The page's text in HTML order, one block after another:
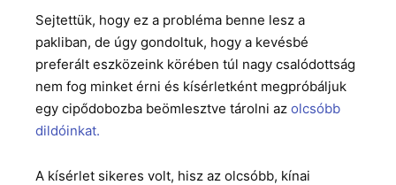
Sejtettük, hogy ez a probléma benne lesz a
pakliban, de úgy gondoltuk, hogy a kevésbé
preferált eszközeink körében túl nagy csalódottság
nem fog minket érni és kísérletként megpróbáljuk
egy cipődobozba beömlesztve tárolni az olcsóbb
dildóinkat.
A kísérlet sikeres volt, hisz az olcsóbb, kínai